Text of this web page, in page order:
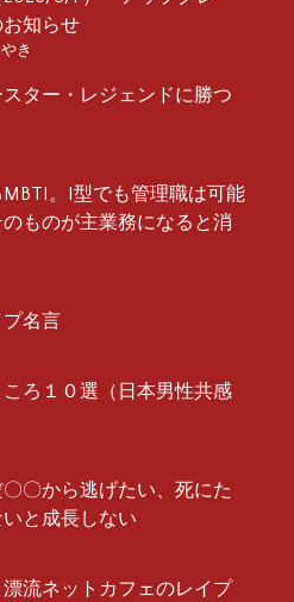
お知らせ
き
ター・レジェンドに勝つ
。I型でも管理職は可能
ものが主業務になると消
名言
ろ１０選（日本男性共感
〇から逃げたい、死にた
と成長しない
流ネットカフェのレイプ